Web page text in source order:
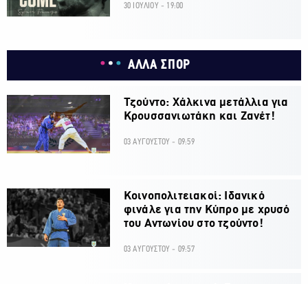
30 ΙΟΥΛΙΟΥ - 19:00
ΑΛΛΑ ΣΠΟΡ
Τζούντο: Χάλκινα μετάλλια για
Κρουσσανιωτάκη και Ζανέτ!
03 ΑΥΓΟΥΣΤΟΥ - 09:59
Κοινοπολιτειακοί: Ιδανικό
φινάλε για την Κύπρο με χρυσό
του Αντωνίου στο τζούντο!
03 ΑΥΓΟΥΣΤΟΥ - 09:57